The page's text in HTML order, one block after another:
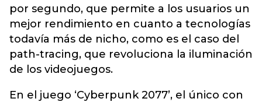
por segundo, que permite a los usuarios un
mejor rendimiento en cuanto a tecnologías
todavía más de nicho, como es el caso del
path-tracing, que revoluciona la iluminación
de los videojuegos.
En el juego ‘Cyberpunk 2077’, el único con